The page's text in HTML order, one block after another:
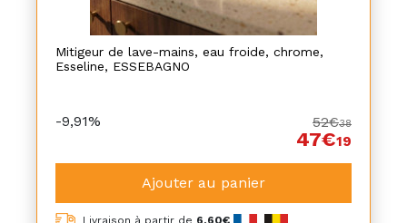
Mitigeur de lave-mains, eau froide, chrome,
Esseline, ESSEBAGNO
-9,91% 52€38
47€19
Ajouter au panier
Livraison à partir de 6,60€